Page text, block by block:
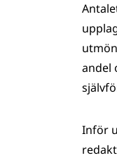
andel
Inför